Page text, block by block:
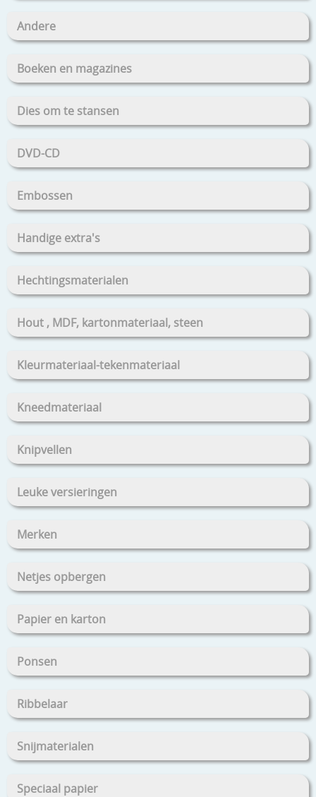
Andere
Boeken en magazines
Dies om te stansen
DVD-CD
Embossen
Handige extra's
Hechtingsmaterialen
Hout , MDF, kartonmateriaal, steen
Kleurmateriaal-tekenmateriaal
Kneedmateriaal
Knipvellen
Leuke versieringen
Merken
Netjes opbergen
Papier en karton
Ponsen
Ribbelaar
Snijmaterialen
Speciaal papier